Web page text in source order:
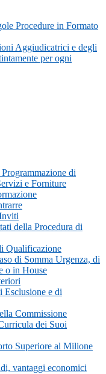
Procedure in Formato
Aggiudicatrici e degli
per ogni
di
e Forniture
della Procedura di
Qualificazione
di Somma Urgenza, di
o in House
Esclusione e di
Commissione
dei Suoi
Superiore al Milione
vantaggi economici